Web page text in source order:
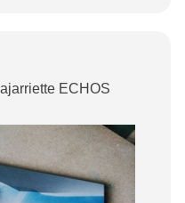
ECHOS